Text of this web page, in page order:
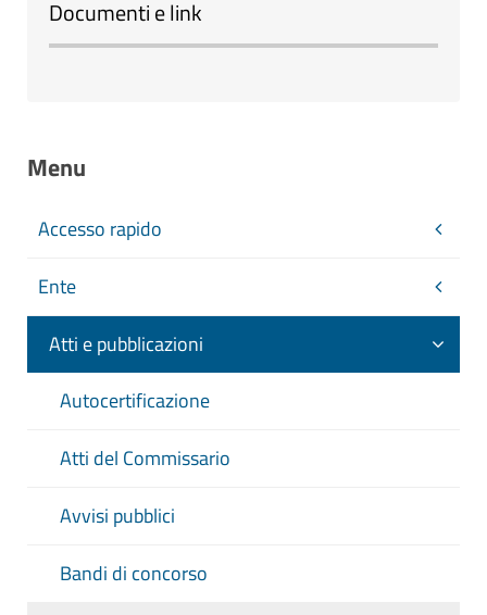
Documenti e link
Menu
Accesso rapido
Ente
Atti e pubblicazioni
Autocertificazione
Atti del Commissario
Avvisi pubblici
Bandi di concorso